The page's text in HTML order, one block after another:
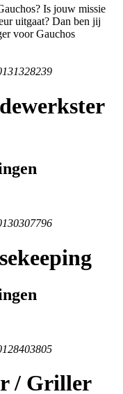
Is jouw missie
uitgaat? Dan ben jij
voor Gauchos
/ Griller